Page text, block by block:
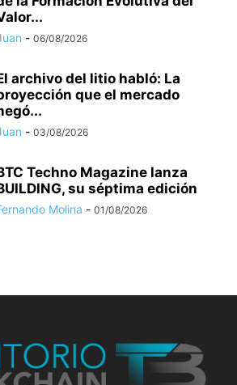
- 06/08/2026
archivo del litio habló: La
que el mercado
- 03/08/2026
Techno Magazine lanza
su séptima edición
Molina - 01/08/2026